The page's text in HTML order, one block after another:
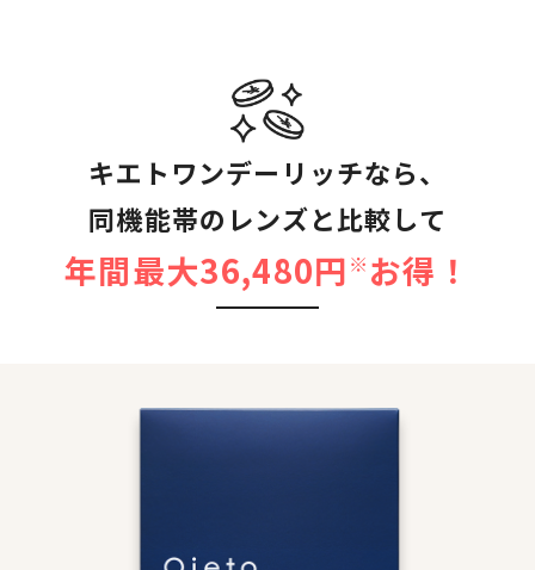
キエトワンデーリッチなら、
同機能帯のレンズと比較して
年間最大36,480円 ※ お得！